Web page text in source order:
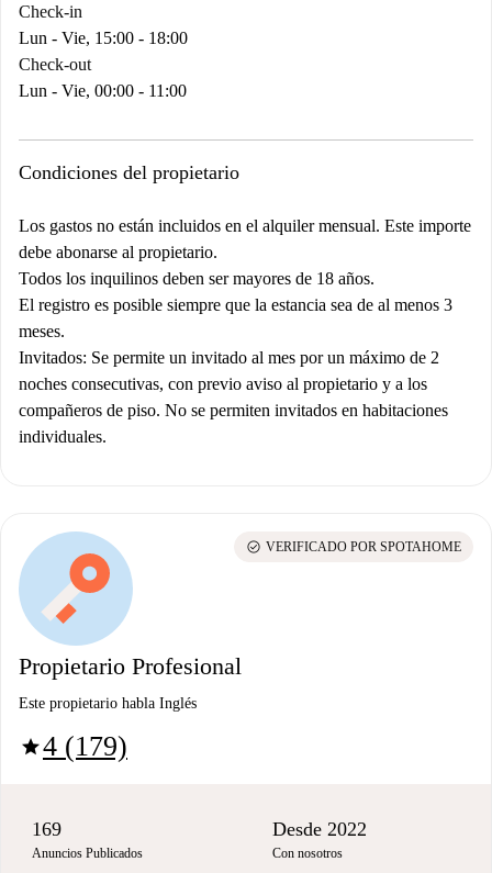
Check-in
Lun - Vie, 15:00 - 18:00
Check-out
Lun - Vie, 00:00 - 11:00
Condiciones del propietario
Los gastos no están incluidos en el alquiler mensual. Este importe
debe abonarse al propietario.
Todos los inquilinos deben ser mayores de 18 años.
El registro es posible siempre que la estancia sea de al menos 3
meses.
Invitados: Se permite un invitado al mes por un máximo de 2
noches consecutivas, con previo aviso al propietario y a los
compañeros de piso. No se permiten invitados en habitaciones
individuales.
Propietario Profesional
Este propietario habla Inglés
star4 (179)
check_circle VERIFICADO POR SPOTAHOME
169
Anuncios Publicados
Desde 2022
Con nosotros